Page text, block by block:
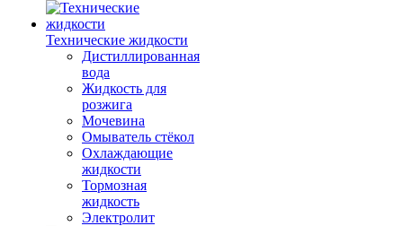
Технические жидкости
Дистиллированная
вода
Жидкость для
розжига
Мочевина
Омыватель стёкол
Охлаждающие
жидкости
Тормозная
жидкость
Электролит